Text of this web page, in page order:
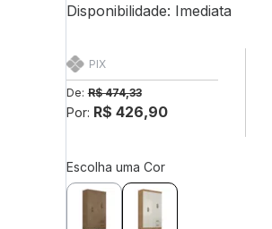
Disponibilidade: Imediata
PIX
De: R$ 474,33
Por: R$ 426,90
Escolha uma Cor